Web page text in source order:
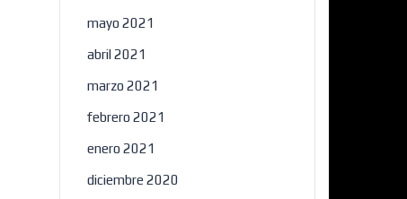
mayo 2021
abril 2021
marzo 2021
febrero 2021
enero 2021
diciembre 2020